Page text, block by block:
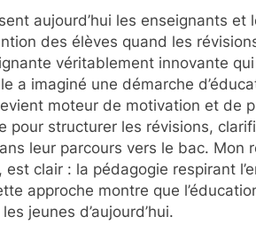
aujourd’hui les enseignants
des élèves quand les
véritablement innovante
a imaginé une démarche
moteur de motivation et de
pour structurer les révisions,
leur parcours vers le bac. Mon
est clair : la pédagogie respirant
approche montre que
jeunes d’aujourd’hui.